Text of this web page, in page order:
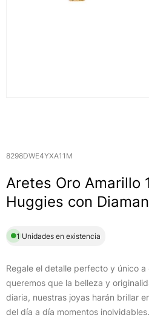
8298DWE4YXA11M
Aretes Oro Amarillo
Huggies con
1 Unidades en existencia
Regale el detalle perfecto y único a
queremos que la belleza y
diaria, nuestras joyas harán brillar
del día a día momentos inolvidables.